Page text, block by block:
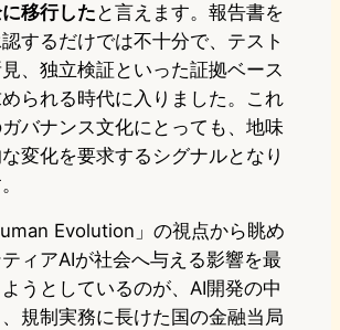
移行したと言えます。報告書を
するだけでは不十分で、テスト
、独立検証といった証拠ベース
られる時代に入りました。これ
バナンス文化にとっても、地味
変化を要求するシグナルとなり
Evolution」の視点から眺め
ィアAIが社会へ与える影響を最
うとしているのが、AI開発の中
規制実務に長けた国の金融当局